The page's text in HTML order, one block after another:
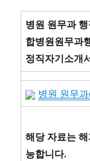
병원 원무과
합병원원무과
정직자기소개
병원 원무
해당 자료는
능합니다.